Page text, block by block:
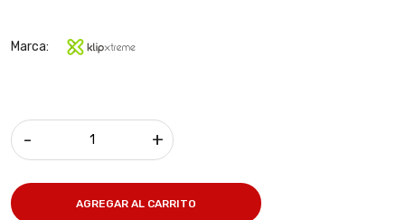
Marca:
- +
AGREGAR AL CARRITO